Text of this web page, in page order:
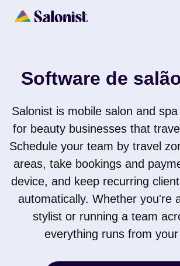
Software de
Salonist is mobile salon and
for beauty businesses that
Schedule your team by travel
areas, take bookings and
device, and keep recurring
automatically. Whether you're
stylist or running a team
everything runs from